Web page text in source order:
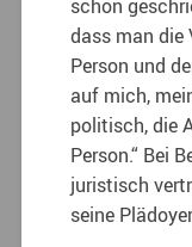
schon
dass man die
Person und
auf mich,
politisch, die
Person.“ Bei
juristisch
seine